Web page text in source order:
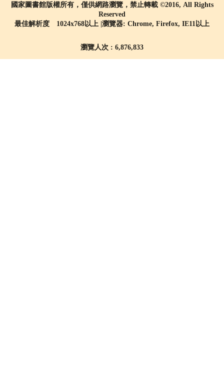
國家圖書館版權所有，僅供網路瀏覽，禁止轉載 ©2016, All Rights
Reserved
最佳解析度 1024x768以上 |瀏覽器: Chrome, Firefox, IE11以上
瀏覽人次 : 6,876,833